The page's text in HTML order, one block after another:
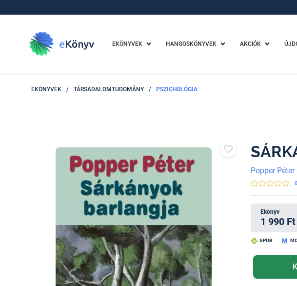
EKÖNYVEK HANGOSKÖNYVEK AKCIÓK
EKÖNYVEK / TÁRSADALOMTUDOMÁNY / PSZICHOLÓGIA
Popper Péter
Ekönyv
1 990 Ft
EPUB